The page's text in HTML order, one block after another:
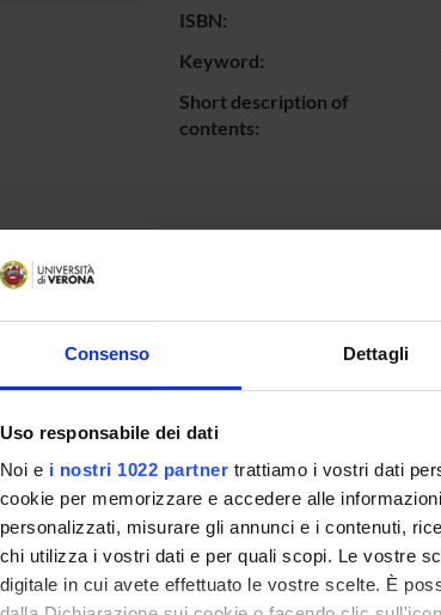
Consenso Dettagli
Uso responsabile dei dati
Noi e i nostri 1022 partner trattiamo i vostri dati
cookie per memorizzare e accedere alle
personalizzati, misurare gli annunci e i contenuti,
chi utilizza i vostri dati e per quali scopi. Le vostre
digitale in cui avete effettuato le vostre scelte. È
ISBN:
Keyword:
Short description of
contents: